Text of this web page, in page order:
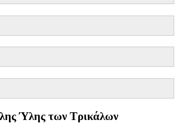
Ύλης των Τρικάλων